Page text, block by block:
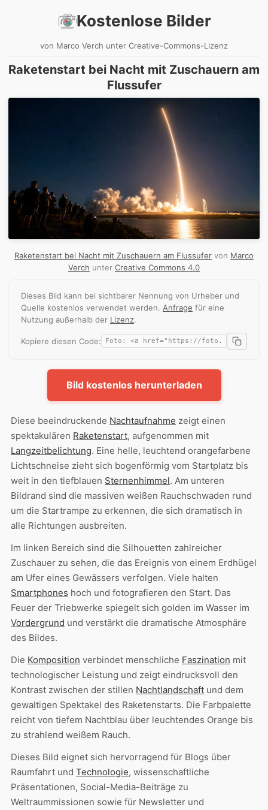
Kostenlose Bilder
von Marco Verch unter Creative-Commons-Lizenz
Raketenstart bei Nacht mit Zuschauern am
Flussufer
Raketenstart bei Nacht mit Zuschauern am Flussufer von Marco
Verch unter Creative Commons 4.0
Dieses Bild kann bei sichtbarer Nennung von Urheber und
Quelle kostenlos verwendet werden. Anfrage für eine
Nutzung außerhalb der Lizenz.
Kopiere diesen Code:
Bild kostenlos herunterladen
Diese beeindruckende Nachtaufnahme zeigt einen
spektakulären Raketenstart, aufgenommen mit
Langzeitbelichtung. Eine helle, leuchtend orangefarbene
Lichtschneise zieht sich bogenförmig vom Startplatz bis
weit in den tiefblauen Sternenhimmel. Am unteren
Bildrand sind die massiven weißen Rauchschwaden rund
um die Startrampe zu erkennen, die sich dramatisch in
alle Richtungen ausbreiten.
Im linken Bereich sind die Silhouetten zahlreicher
Zuschauer zu sehen, die das Ereignis von einem Erdhügel
am Ufer eines Gewässers verfolgen. Viele halten
Smartphones hoch und fotografieren den Start. Das
Feuer der Triebwerke spiegelt sich golden im Wasser im
Vordergrund und verstärkt die dramatische Atmosphäre
des Bildes.
Die Komposition verbindet menschliche Faszination mit
technologischer Leistung und zeigt eindrucksvoll den
Kontrast zwischen der stillen Nachtlandschaft und dem
gewaltigen Spektakel des Raketenstarts. Die Farbpalette
reicht von tiefem Nachtblau über leuchtendes Orange bis
zu strahlend weißem Rauch.
Dieses Bild eignet sich hervorragend für Blogs über
Raumfahrt und Technologie, wissenschaftliche
Präsentationen, Social-Media-Beiträge zu
Weltraummissionen sowie für Newsletter und